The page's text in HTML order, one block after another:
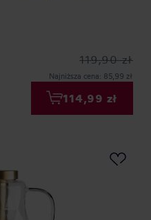
119,90 zł
Najniższa cena: 85,99 zł
114,99 zł